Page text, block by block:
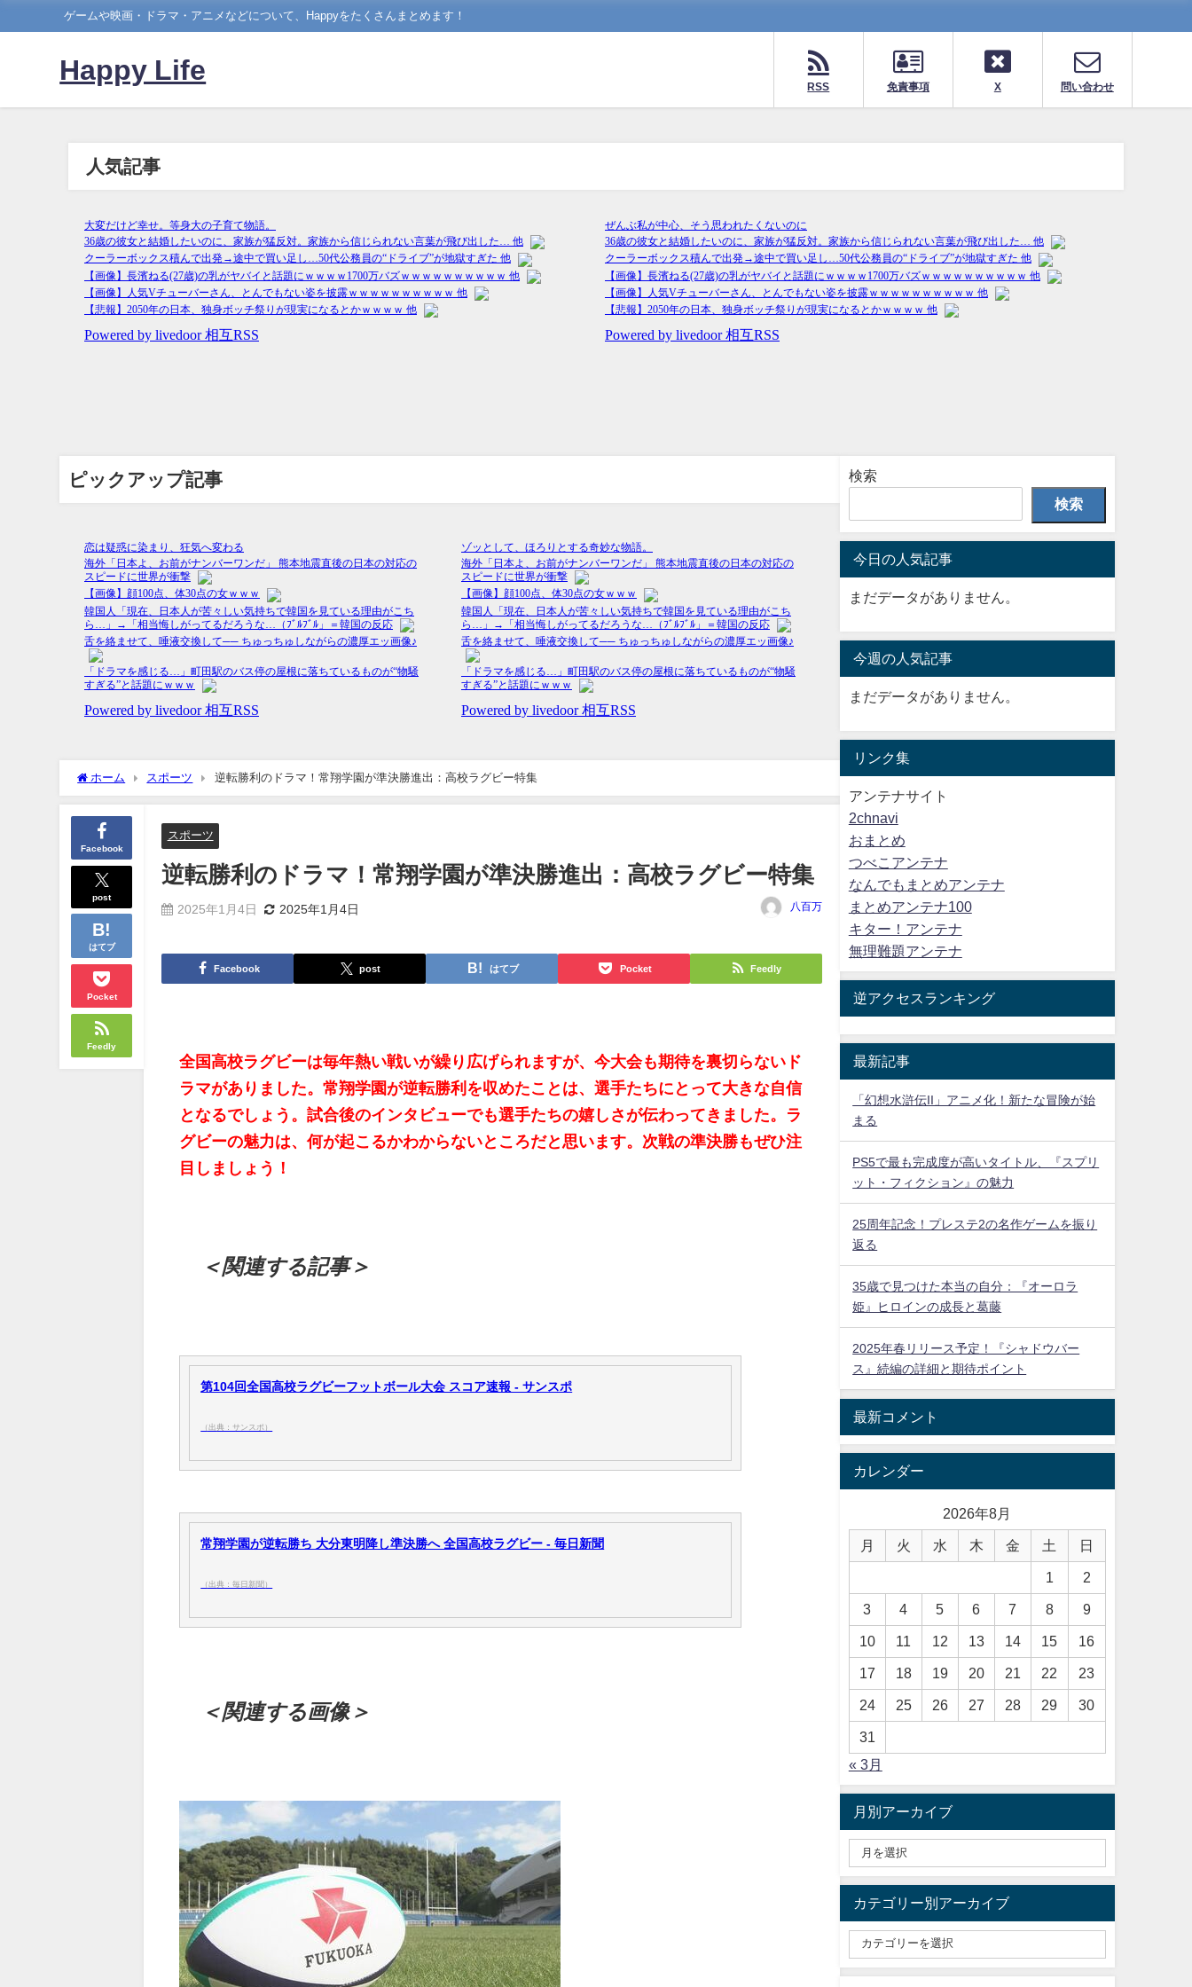
ゲームや映画・ドラマ・アニメなどについて、Happyをたくさんまとめます！
Happy Life
RSS 免責事項 X 問い合わせ
人気記事
ピックアップ記事
ホーム スポーツ 逆転勝利のドラマ！常翔学園が準決勝進出：高校ラグビー特集
Facebook
post
はてブ
Pocket
Feedly
スポーツ
逆転勝利のドラマ！常翔学園が準決勝進出：高校ラグビー特集
2025年1月4日 2025年1月4日 八百万
Facebook post はてブ Pocket Feedly
全国高校ラグビーは毎年熱い戦いが繰り広げられますが、今大会も期待を裏切らないド
ラマがありました。常翔学園が逆転勝利を収めたことは、選手たちにとって大きな自信
となるでしょう。試合後のインタビューでも選手たちの嬉しさが伝わってきました。ラ
グビーの魅力は、何が起こるかわからないところだと思います。次戦の準決勝もぜひ注
目しましょう！
＜関連する記事＞
第104回全国高校ラグビーフットボール大会 スコア速報 - サンスポ
（出典：サンスポ）
常翔学園が逆転勝ち 大分東明降し準決勝へ 全国高校ラグビー - 毎日新聞
（出典：毎日新聞）
＜関連する画像＞
検索
検索
今日の人気記事
まだデータがありません。
今週の人気記事
まだデータがありません。
リンク集
アンテナサイト
2chnavi
おまとめ
つべこアンテナ
なんでもまとめアンテナ
まとめアンテナ100
キター！アンテナ
無理難題アンテナ
逆アクセスランキング
最新記事
「幻想水滸伝II」アニメ化！新たな冒険が始
まる
PS5で最も完成度が高いタイトル、『スプリ
ット・フィクション』の魅力
25周年記念！プレステ2の名作ゲームを振り
返る
35歳で見つけた本当の自分：『オーロラ
姫』ヒロインの成長と葛藤
2025年春リリース予定！『シャドウバー
ス』続編の詳細と期待ポイント
最新コメント
カレンダー
2026年8月
月 火 水 木 金 土 日
1 2
3 4 5 6 7 8 9
10 11 12 13 14 15 16
17 18 19 20 21 22 23
24 25 26 27 28 29 30
31
« 3月
月別アーカイブ
カテゴリー別アーカイブ